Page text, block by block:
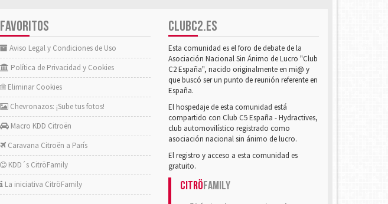
FAVORITOS
Aviso Legal y Condiciones de Uso
Política de Privacidad y Cookies
Eliminar Cookies
Chevronazos: ¡Sube tus fotos!
Macro KDD Citroën
Caravana Citroën a París
KDD´s CitröFamily
La iniciativa CitröFamily
CLUBC2.ES
Esta comunidad es el foro de debate de la
Asociación Nacional Sin Ánimo de Lucro "Club
C2 España", nacido originalmente en mi@ y
que buscó ser un punto de reunión referente en
España.
El hospedaje de esta comunidad está
compartido con Club C5 España - Hydractives,
club automovilístico registrado como
asociación nacional sin ánimo de lucro.
El registro y acceso a esta comunidad es
gratuito.
CitröFamily